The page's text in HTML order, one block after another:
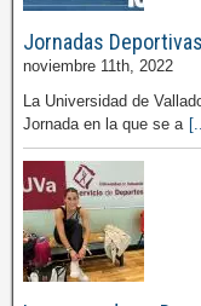
Jornadas
noviembre 11th, 2022
La Universidad de
Jornada en la que se a